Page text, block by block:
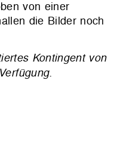
von einer
die Bilder noch
Kontingent von